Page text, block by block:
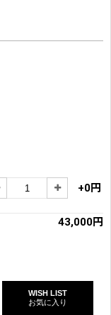
+0円
43,000円
WISH LIST
お気に入り